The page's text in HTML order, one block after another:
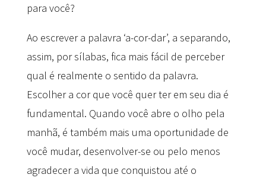
para você?
Ao escrever a palavra ‘a-cor-dar’, a separando,
assim, por sílabas, fica mais fácil de perceber
qual é realmente o sentido da palavra.
Escolher a cor que você quer ter em seu dia é
fundamental. Quando você abre o olho pela
manhã, é também mais uma oportunidade de
você mudar, desenvolver-se ou pelo menos
agradecer a vida que conquistou até o